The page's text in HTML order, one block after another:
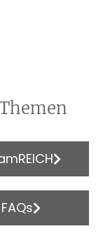
FAQs